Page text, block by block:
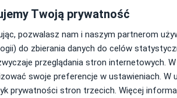
Twoją prywatność
pozwalasz nam i naszym partnerom
do zbierania danych do celów
przeglądania stron internetowych.
swoje preferencje w ustawieniach. W
prywatności stron trzecich. Więcej